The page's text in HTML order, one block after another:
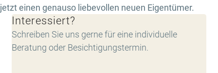
jetzt einen genauso liebevollen neuen Eigentümer.
Interessiert?
Schreiben Sie uns gerne für eine individuelle
Beratung oder Besichtigungstermin.